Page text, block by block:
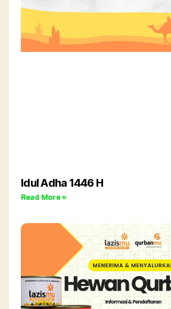
Idul Adha 1446 H
Read More »